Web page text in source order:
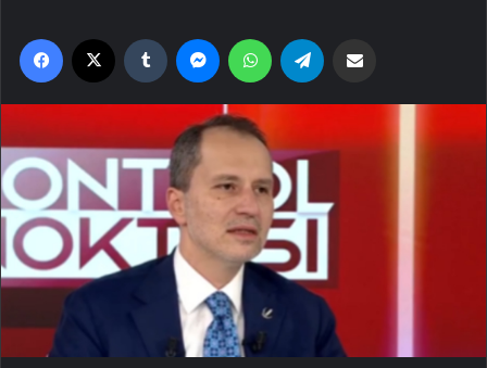
Facebook Tumblr MessengerWhatsApp